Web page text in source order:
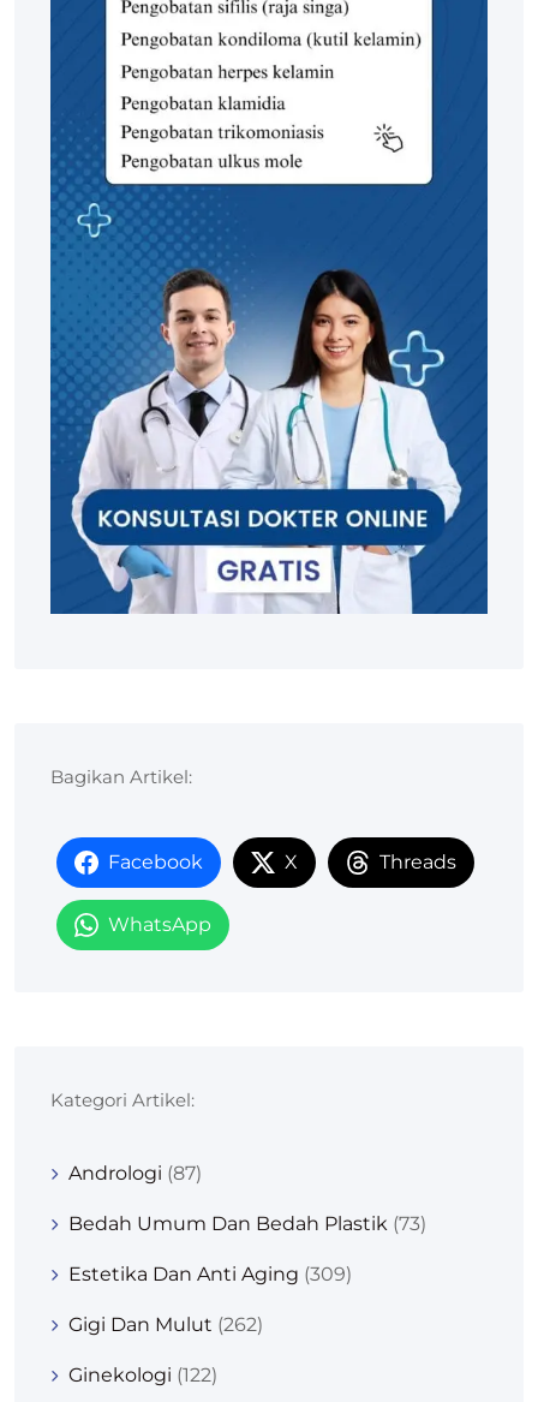
Bagikan Artikel:
Facebook X Threads
WhatsApp
Kategori Artikel:
Andrologi (87)
Bedah Umum Dan Bedah Plastik (73)
Estetika Dan Anti Aging (309)
Gigi Dan Mulut (262)
Ginekologi (122)